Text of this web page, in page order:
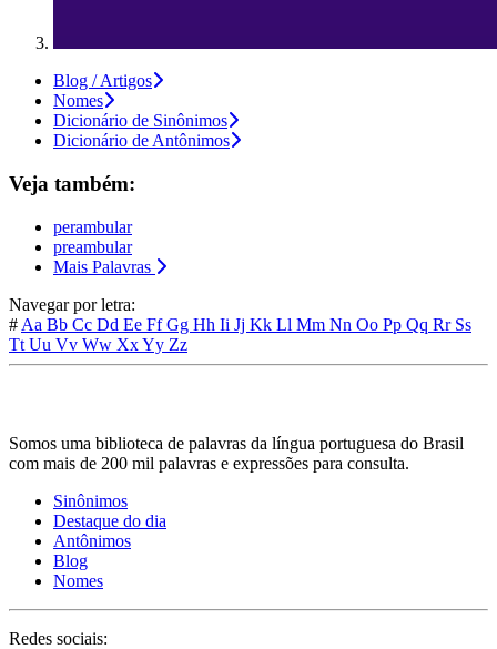
Blog / Artigos
Nomes
Dicionário de Sinônimos
Dicionário de Antônimos
Veja também:
perambular
preambular
Mais Palavras
Navegar por letra:
# Aa Bb Cc Dd Ee FfGg Hh Ii Jj Kk Ll Mm Nn Oo Pp Qq Rr Ss
Tt Uu Vv Ww XxYy Zz
Somos uma biblioteca de palavras da língua portuguesa do Brasil
com mais de 200 mil palavras e expressões para consulta.
Sinônimos
Destaque do dia
Antônimos
Blog
Nomes
Redes sociais: